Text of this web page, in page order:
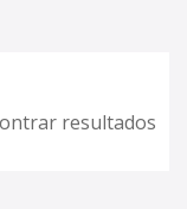
resultados